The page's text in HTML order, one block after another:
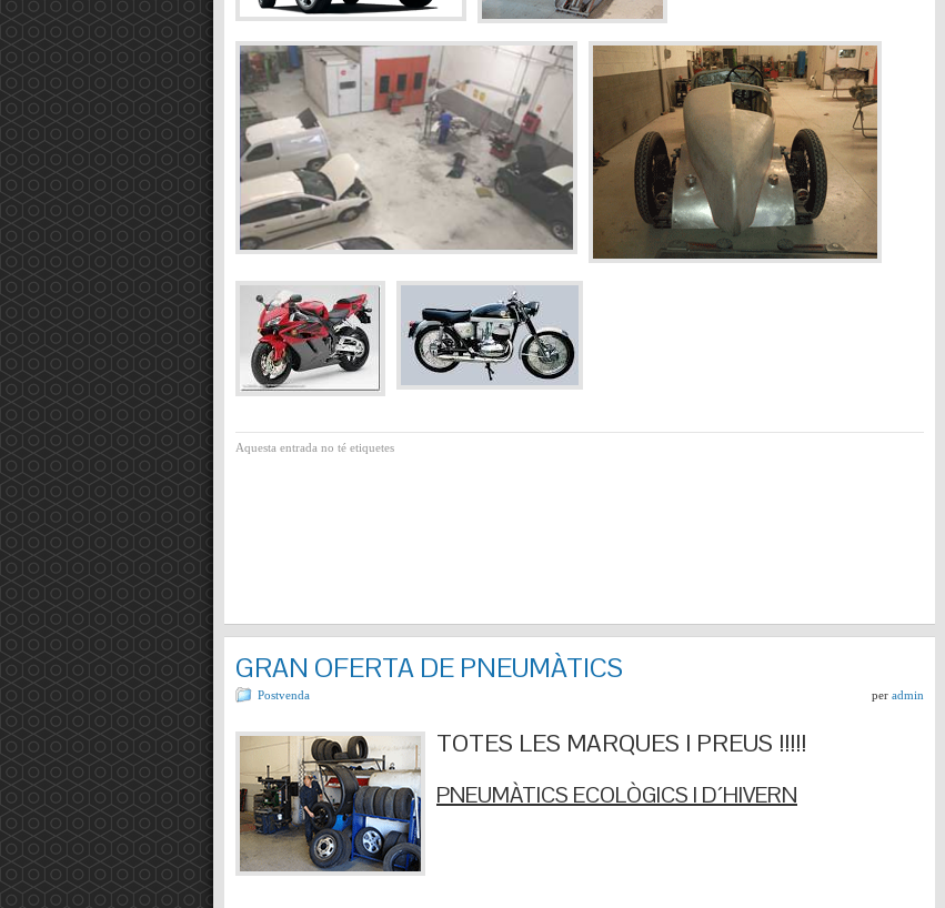
Aquesta entrada no té etiquetes
GRAN OFERTA DE PNEUMÀTICS
Postvenda per admin
TOTES LES MARQUES I PREUS !!!!!
PNEUMÀTICS ECOLÒGICS I D´HIVERN